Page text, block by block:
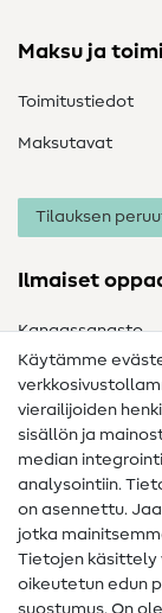
Maksu ja
Toimitustiedot
Maksutavat
Tilauksen
Ilmaiset
Kangassanasto
Ompelusanasto
Ompeluohjeet
Apua ja
Yhteystiedot
Tietoa
Käytämme
vierailijoiden
sisällön ja
median
analysointiin.
on asennettu.
jotka
Tietojen käsittely
oikeutetun edun
suostumus. On